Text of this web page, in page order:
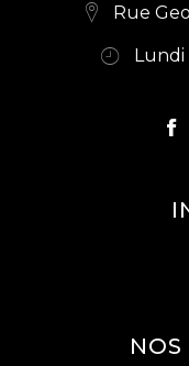
Rue
Lundi